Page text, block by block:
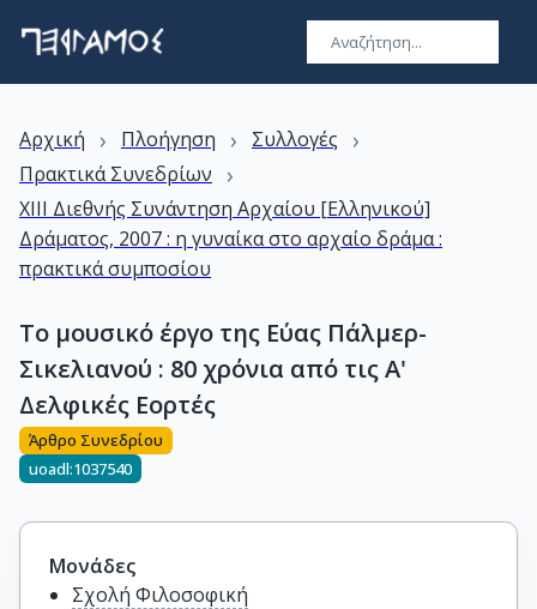
Αρχική › Πλοήγηση › Συλλογές ›
Πρακτικά Συνεδρίων ›
XIII Διεθνής Συνάντηση Αρχαίου [Ελληνικού]
Δράματος, 2007 : η γυναίκα στο αρχαίο δράμα :
πρακτικά συμποσίου
Το μουσικό έργο της Εύας Πάλμερ-
Σικελιανού : 80 χρόνια από τις Α'
Δελφικές Εορτές
Άρθρο Συνεδρίου
uoadl:1037540
Μονάδες
Σχολή Φιλοσοφική